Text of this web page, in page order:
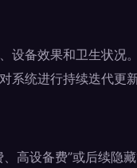
设备效果和卫生状况
系统进行持续迭代更新
高设备费”或后续隐